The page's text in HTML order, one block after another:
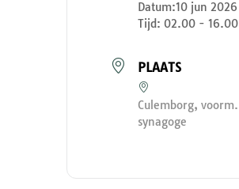
Datum:10 jun 2026
Tijd: 02.00 - 16.00
PLAATS
Culemborg, voorm.
synagoge